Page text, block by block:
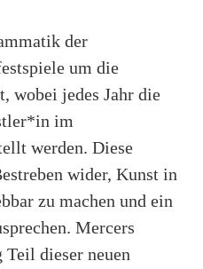
der
um die
wobei jedes Jahr die
im
werden. Diese
wider, Kunst in
zu machen und ein
Mercers
dieser neuen